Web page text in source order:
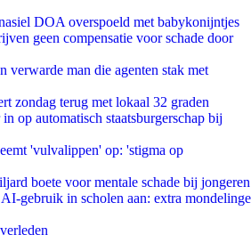
DOA overspoeld met babykonijntjes
geen compensatie voor schade door
verwarde man die agenten stak met
zondag terug met lokaal 32 graden
op automatisch staatsburgerschap bij
'vulvalippen' op: 'stigma op
boete voor mentale schade bij jongeren
gebruik in scholen aan: extra mondelinge